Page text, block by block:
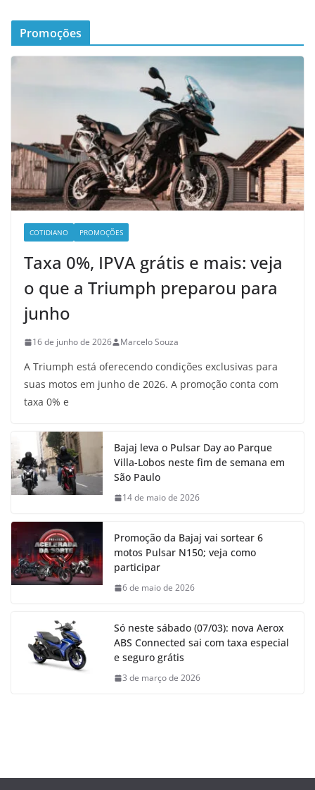
Promoções
COTIDIANO PROMOÇÕES
Taxa 0%, IPVA grátis e mais: veja
o que a Triumph preparou para
junho
16 de junho de 2026 Marcelo Souza
A Triumph está oferecendo condições exclusivas para
suas motos em junho de 2026. A promoção conta com
taxa 0% e
Bajaj leva o Pulsar Day ao Parque
Villa-Lobos neste fim de semana em
São Paulo
14 de maio de 2026
Promoção da Bajaj vai sortear 6
motos Pulsar N150; veja como
participar
6 de maio de 2026
Só neste sábado (07/03): nova Aerox
ABS Connected sai com taxa especial
e seguro grátis
3 de março de 2026